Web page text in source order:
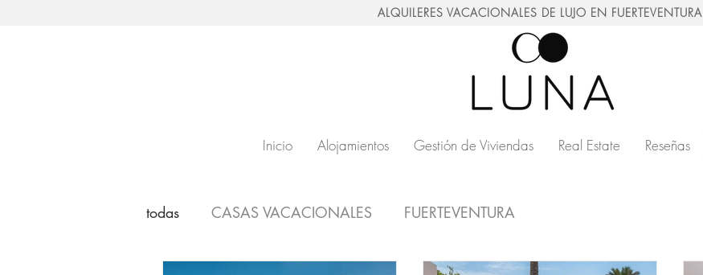
ALQUILERES VACACIONALES DE LUJO EN FUERTEVENTURA
Inicio Alojamientos Gestión de Viviendas Real Estate Reseñas
todas CASAS VACACIONALES FUERTEVENTURA